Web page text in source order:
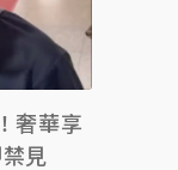
奢華享
見